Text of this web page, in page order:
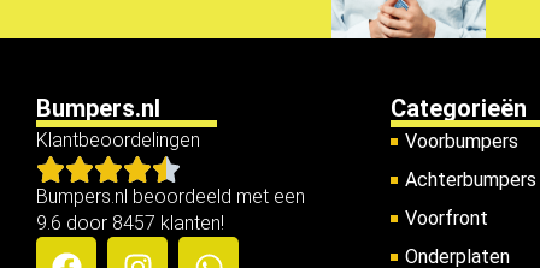
Bumpers.nl
Klantbeoordelingen
Bumpers.nl beoordeeld met een
9.6 door 8457 klanten!
Categorieën
Voorbumpers
Achterbumpers
Voorfront
Onderplaten